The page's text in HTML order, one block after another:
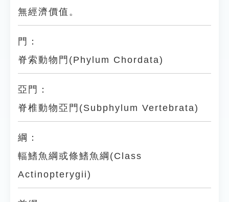
無經濟價值。
門：
脊索動物門(Phylum Chordata)
亞門：
脊椎動物亞門(Subphylum Vertebrata)
綱：
輻鰭魚綱或條鰭魚綱(Class
Actinopterygii)